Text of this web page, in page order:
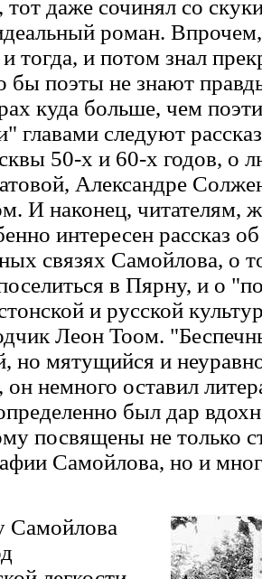
даже сочинял со
роман.
тогда, и потом знал
бы поэты не знают
куда больше, чем
главами следуют
50-х и 60-х годов, о
Александре
И наконец, читателям,
интересен рассказ
связях Самойлова, о
в Пярну, и о
и русской
Леон Тоом.
но мятущийся и
немного оставил
был дар
посвящены не только
Самойлова, но и
Самойлова